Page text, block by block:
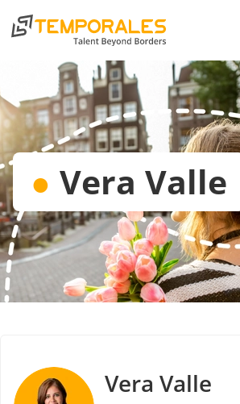
● Vera Valle
Vera Valle